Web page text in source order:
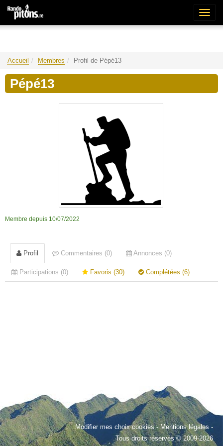
Accueil Membres Profil de Pépé13
Pépé13
Membre depuis 10/07/2022
Profil Commentaires (0) Annonces (0)
Participations (0) Favoris (30) Complétées (6)
Modifier mes choix cookies-Mentions légales -
Tous droits réservés © 2009-2026